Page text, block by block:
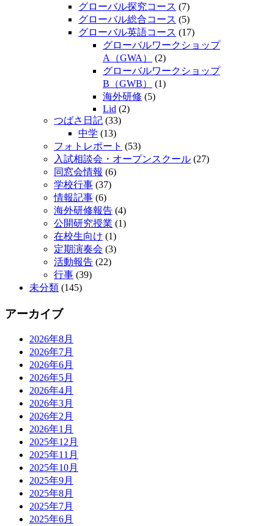
グローバル探究コース (7)
グローバル総合コース (5)
グローバル英語コース (17)
グローバルワークショップ
A（GWA）
(2)
グローバルワークショップ
B（GWB）
(1)
海外研修 (5)
Lid (2)
つばさ日記 (33)
中学 (13)
フォトレポート (53)
入試相談会・オープンスクール (27)
同窓会情報 (6)
学校行事 (37)
情報記事 (6)
海外研修報告 (4)
公開研究授業 (1)
在校生向け (1)
定期演奏会 (3)
活動報告 (22)
行事 (39)
未分類 (145)
アーカイブ
2026年8月
2026年7月
2026年6月
2026年5月
2026年4月
2026年3月
2026年2月
2026年1月
2025年12月
2025年11月
2025年10月
2025年9月
2025年8月
2025年7月
2025年6月